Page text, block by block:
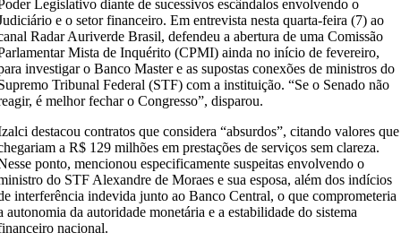
Legislativo diante de sucessivos escândalos envolvendo o
e o setor financeiro. Em entrevista nesta quarta-feira (7) ao
Radar Auriverde Brasil, defendeu a abertura de uma Comissão
Mista de Inquérito (CPMI) ainda no início de fevereiro,
investigar o Banco Master e as supostas conexões de ministros do
Tribunal Federal (STF) com a instituição. “Se o Senado não
é melhor fechar o Congresso”, disparou.
destacou contratos que considera “absurdos”, citando valores que
a R$ 129 milhões em prestações de serviços sem clareza.
ponto, mencionou especificamente suspeitas envolvendo o
do STF Alexandre de Moraes e sua esposa, além dos indícios
interferência indevida junto ao Banco Central, o que comprometeria
autonomia da autoridade monetária e a estabilidade do sistema
nacional.